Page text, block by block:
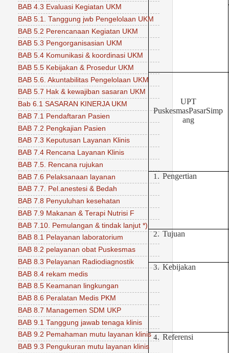
UPT
PuskesmasPasarSimp
ang
1. Pengertian
2. Tujuan
3. Kebijakan
4. Referensi
BAB 4.3 Evaluasi Kegiatan UKM
BAB 5.1. Tanggung jwb Pengelolaan UKM
BAB 5.2 Perencanaan Kegiatan UKM
BAB 5.3 Pengorganisasian UKM
BAB 5.4 Komunikasi & koordinasi UKM
BAB 5.5 Kebijakan & Prosedur UKM
BAB 5.6. Akuntabilitas Pengelolaan UKM
BAB 5.7 Hak & kewajiban sasaran UKM
Bab 6.1 SASARAN KINERJA UKM
BAB 7.1 Pendaftaran Pasien
BAB 7.2 Pengkajian Pasien
BAB 7.3 Keputusan Layanan Klinis
BAB 7.4 Rencana Layanan Klinis
BAB 7.5. Rencana rujukan
BAB 7.6 Pelaksanaan layanan
BAB 7.7. Pel.anestesi & Bedah
BAB 7.8 Penyuluhan kesehatan
BAB 7.9 Makanan & Terapi Nutrisi F
BAB 7.10. Pemulangan & tindak lanjut *)
BAB 8.1 Pelayanan laboratorium
BAB 8.2 pelayanan obat Puskesmas
BAB 8.3 Pelayanan Radiodiagnostik
BAB 8.4 rekam medis
BAB 8.5 Keamanan lingkungan
BAB 8.6 Peralatan Medis PKM
BAB 8.7 Managemen SDM UKP
BAB 9.1 Tanggung jawab tenaga klinis
BAB 9.2 Pemahaman mutu layanan klinis
BAB 9.3 Pengukuran mutu layanan klinis